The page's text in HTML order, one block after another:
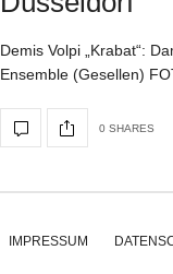
Demis Volpi „Krabat“:
Ensemble (Gesellen)
0 SHARES
IMPRESSUM